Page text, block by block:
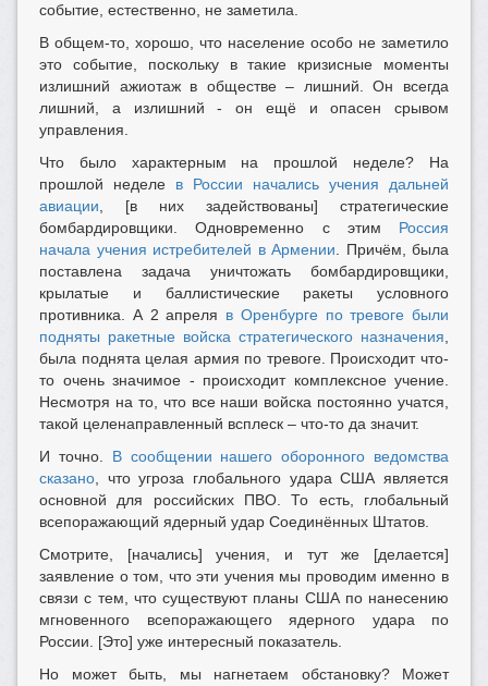
событие, естественно, не заметила.
В общем-то, хорошо, что население особо не заметило
это событие, поскольку в такие кризисные моменты
излишний ажиотаж в обществе – лишний. Он всегда
лишний, а излишний - он ещё и опасен срывом
управления.
Что было характерным на прошлой неделе? На
прошлой неделе в России начались учения дальней
авиации , [в них задействованы] стратегические
бомбардировщики. Одновременно с этим Россия
начала учения истребителей в Армении . Причём, была
поставлена задача уничтожать бомбардировщики,
крылатые и баллистические ракеты условного
противника. А 2 апреля в Оренбурге по тревоге были
подняты ракетные войска стратегического назначения
была поднята целая армия по тревоге. Происходит что-
то очень значимое - происходит комплексное учение.
Несмотря на то, что все наши войска постоянно учатся,
такой целенаправленный всплеск – что-то да значит.
И точно. В сообщении нашего оборонного ведомства
сказано , что угроза глобального удара США является
основной для российских ПВО. То есть, глобальный
всепоражающий ядерный удар Соединённых Штатов.
Смотрите, [начались] учения, и тут же [делается]
заявление о том, что эти учения мы проводим именно в
связи с тем, что существуют планы США по нанесению
мгновенного всепоражающего ядерного удара по
России. [Это] уже интересный показатель.
Но может быть, мы нагнетаем обстановку? Может